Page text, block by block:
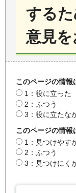
する
意見
このページの情報
1：役に立った
2：ふつう
3：役に立たな
このページの情報
1：見つけやす
2：ふつう
3：見つけにく